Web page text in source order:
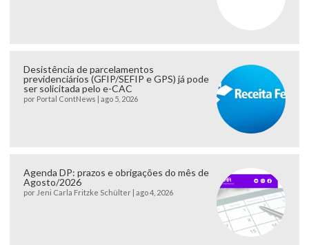
Desistência de parcelamentos
previdenciários (GFIP/SEFIP e GPS) já pode
ser solicitada pelo e-CAC
por Portal ContNews | ago 5, 2026
Agenda DP: prazos e obrigações do mês de
Agosto/2026
por Jeni Carla Fritzke Schülter | ago 4, 2026